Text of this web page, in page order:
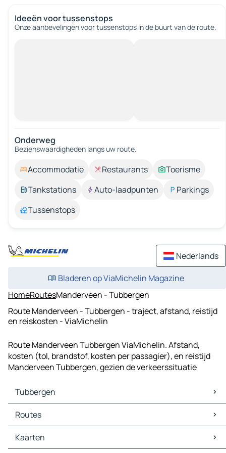
Ideeën voor tussenstops
Onze aanbevelingen voor tussenstops in de buurt van de route.
Onderweg
Bezienswaardigheden langs uw route.
Accommodatie Restaurants
Toerisme
Tankstations
Auto-laadpunten
Parkings
Tussenstops
Nederlands
Bladeren op ViaMichelin Magazine
HomeRoutesManderveen - Tubbergen
Route Manderveen - Tubbergen - traject, afstand, reistijd
en reiskosten - ViaMichelin
Route Manderveen Tubbergen ViaMichelin. Afstand,
kosten (tol, brandstof, kosten per passagier), en reistijd
Manderveen Tubbergen, gezien de verkeerssituatie
Tubbergen
Tubbergen Kaarten
Tubbergen Verkeer
Tubbergen Hotels
Tubbergen Restaurants
Routes
Routes Tubbergen - Nordhorn
Routes Tubbergen - Almelo
Kaarten